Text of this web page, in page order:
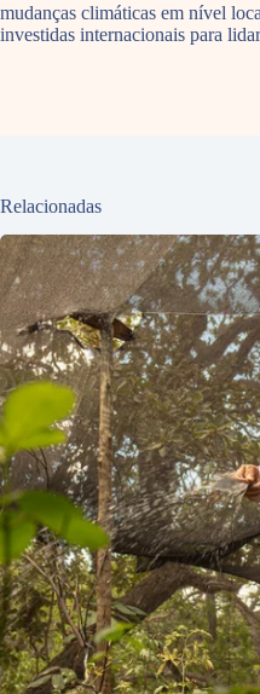
mudanças climáticas em nível
investidas internacionais para
Relacionadas